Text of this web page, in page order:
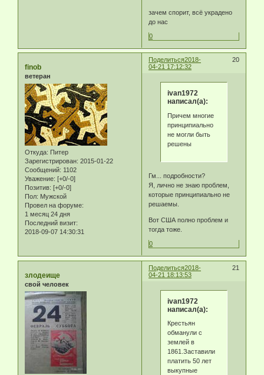
зачем спорит, всё украдено
до нас
0
Поделиться 20
2018-
04-21 17:12:32
finob
ветеран
Откуда: Питер
Зарегистрирован: 2015-01-22
Сообщений: 1102
Уважение: [+0/-0]
Позитив: [+0/-0]
Пол: Мужской
Провел на форуме:
1 месяц 24 дня
Последний визит:
2018-09-07 14:30:31
ivan1972
написал(а):
Причем многие
принципиально
не могли быть
решены
Гм... подробности?
Я, лично не знаю проблем,
которые принципиально не
решаемы.
Вот США полно проблем и
тогда тоже.
0
Поделиться 21
2018-
04-21 18:13:53
злодеище
свой человек
ivan1972
написал(а):
Крестьян
обманули с
землей в
1861.Заставили
платить 50 лет
выкупные